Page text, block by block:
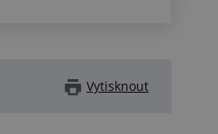
Vytisknout